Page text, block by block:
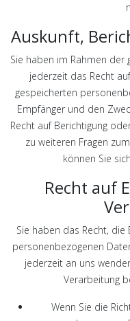
Auskunft,
Sie haben im Rahmen der
jederzeit das Recht
gespeicherten
Empfänger und den
Recht auf Berichtigung
zu weiteren Fragen
können Sie
Recht auf
Sie haben das Recht,
personenbezogenen
jederzeit an uns
Verarbeitung
Wenn Sie die